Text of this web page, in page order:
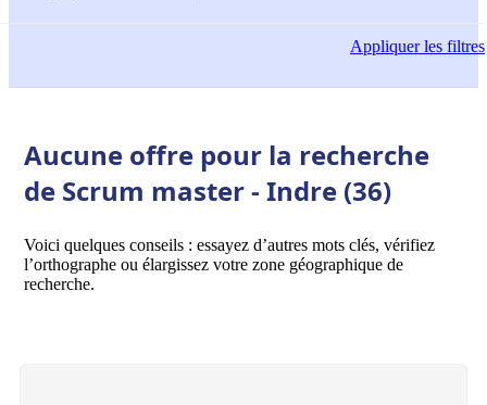
Appliquerles filtres
Aucune offre pour la recherche
de Scrum master - Indre (36)
Voici quelques conseils : essayez d’autres mots clés, vérifiez
l’orthographe ou élargissez votre zone géographique de
recherche.